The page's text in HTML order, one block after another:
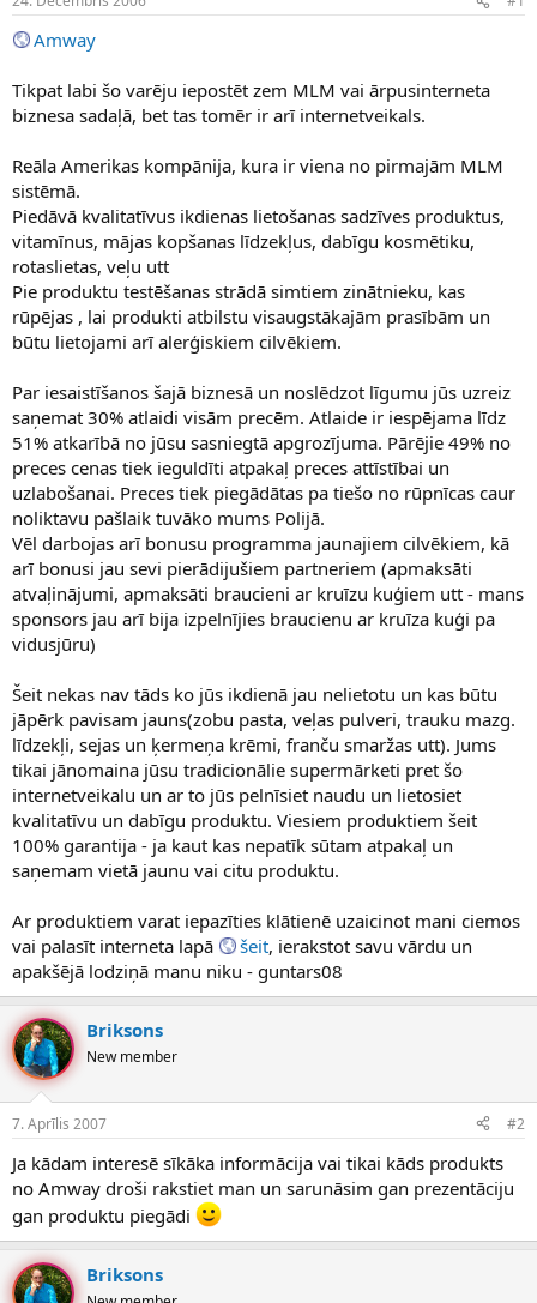
n
a
u
s
ā
ē
s
a
s
Amway
Tikpat labi šo varēju iepostēt zem MLM vai ārpusinterneta
biznesa sadaļā, bet tas tomēr ir arī internetveikals.
Reāla Amerikas kompānija, kura ir viena no pirmajām MLM
sistēmā.
Piedāvā kvalitatīvus ikdienas lietošanas sadzīves produktus,
vitamīnus, mājas kopšanas līdzekļus, dabīgu kosmētiku,
rotaslietas, veļu utt
Pie produktu testēšanas strādā simtiem zinātnieku, kas
rūpējas , lai produkti atbilstu visaugstākajām prasībām un
būtu lietojami arī alerģiskiem cilvēkiem.
Par iesaistīšanos šajā biznesā un noslēdzot līgumu jūs uzreiz
saņemat 30% atlaidi visām precēm. Atlaide ir iespējama līdz
51% atkarībā no jūsu sasniegtā apgrozījuma. Pārējie 49% no
preces cenas tiek ieguldīti atpakaļ preces attīstībai un
uzlabošanai. Preces tiek piegādātas pa tiešo no rūpnīcas caur
noliktavu pašlaik tuvāko mums Polijā.
Vēl darbojas arī bonusu programma jaunajiem cilvēkiem, kā
arī bonusi jau sevi pierādijušiem partneriem (apmaksāti
atvaļinājumi, apmaksāti braucieni ar kruīzu kuģiem utt - mans
sponsors jau arī bija izpelnījies braucienu ar kruīza kuģi pa
vidusjūru)
Šeit nekas nav tāds ko jūs ikdienā jau nelietotu un kas būtu
jāpērk pavisam jauns(zobu pasta, veļas pulveri, trauku mazg.
līdzekļi, sejas un ķermeņa krēmi, franču smaržas utt). Jums
tikai jānomaina jūsu tradicionālie supermārketi pret šo
internetveikalu un ar to jūs pelnīsiet naudu un lietosiet
kvalitatīvu un dabīgu produktu. Viesiem produktiem šeit
100% garantija - ja kaut kas nepatīk sūtam atpakaļ un
saņemam vietā jaunu vai citu produktu.
Ar produktiem varat iepazīties klātienē uzaicinot mani ciemos
vai palasīt interneta lapā
šeit, ierakstot savu vārdu un
apakšējā lodziņā manu niku - guntars08
Briksons
New member
7. Aprīlis 2007 #2
Ja kādam interesē sīkāka informācija vai tikai kāds produkts
no Amway droši rakstiet man un sarunāsim gan prezentāciju
gan produktu piegādi
Briksons